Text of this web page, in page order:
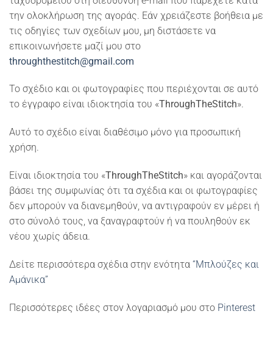
την ολοκλήρωση της αγοράς. Εάν χρειάζεστε βοήθεια με
τις οδηγίες των σχεδίων μου, μη διστάσετε να
επικοινωνήσετε μαζί μου στο
throughthestitch@gmail.com
Το σχέδιο και οι φωτογραφίες που περιέχονται σε αυτό
το έγγραφο είναι ιδιοκτησία του «ThroughTheStitch».
Αυτό το σχέδιο είναι διαθέσιμο μόνο για προσωπική
χρήση.
Είναι ιδιοκτησία του «ThroughTheStitch» και αγοράζονται
βάσει της συμφωνίας ότι τα σχέδια και οι φωτογραφίες
δεν μπορούν να διανεμηθούν, να αντιγραφούν εν μέρει ή
στο σύνολό τους, να ξαναγραφτούν ή να πουληθούν εκ
νέου χωρίς άδεια.
Δείτε περισσότερα σχέδια στην ενότητα “Μπλούζες και
Αμάνικα”
Περισσότερες ιδέες στον λογαριασμό μου στο Pinterest